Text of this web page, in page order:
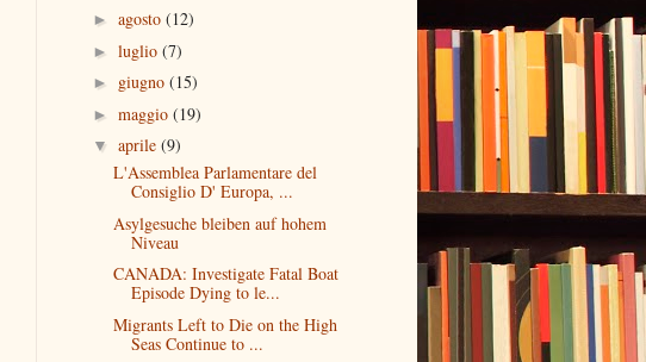
► agosto (12)
► luglio (7)
► giugno (15)
► maggio (19)
▼ aprile (9)
L'Assemblea Parlamentare del
Consiglio D' Europa, ...
Asylgesuche bleiben auf hohem
Niveau
CANADA: Investigate Fatal Boat
Episode Dying to le...
Migrants Left to Die on the High
Seas Continue to ...